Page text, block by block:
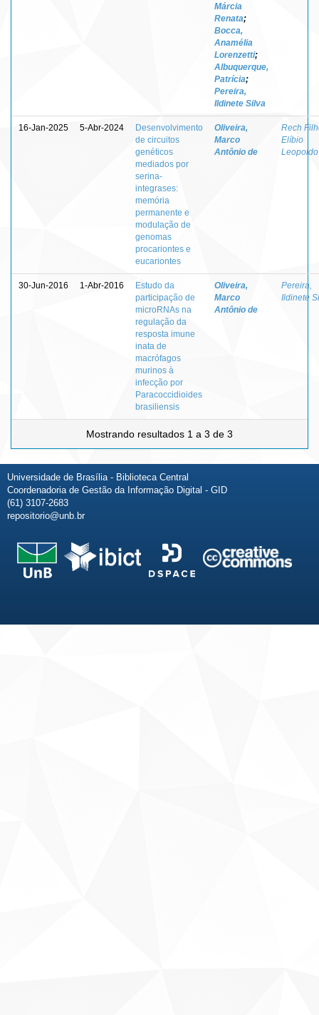
Márcia
Renata;
Bocca,
Anamélia
Lorenzetti;
Albuquerque,
Patrícia;
Pereira,
Ildinete Silva
16-Jan-2025 5-Abr-2024
Desenvolvimento
de circuitos
genéticos
mediados por
serina-
integrases:
memória
permanente e
modulação de
genomas
procariontes e
eucariontes
Oliveira,
Marco
Antônio de
Rech
Elíbio
Leopoldo
30-Jun-2016 1-Abr-2016
Estudo da
participação de
microRNAs na
regulação da
resposta imune
inata de
macrófagos
murinos à
infecção por
Paracoccidioides
brasiliensis
Oliveira,
Marco
Antônio de
Pereira,
Ildinete
Mostrando resultados 1 a 3 de 3
Universidade de Brasília - Biblioteca Central
Coordenadoria de Gestão da Informação Digital - GID
(61) 3107-2683
repositorio@unb.br